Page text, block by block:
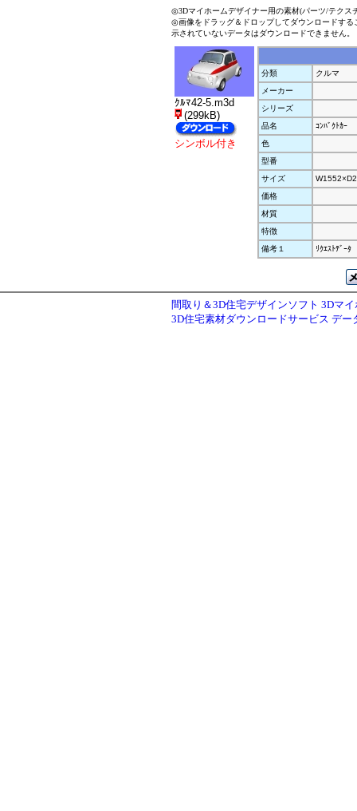
◎3Dマイホームデザイナー用の素材(パーツ/テクス
◎画像をドラッグ＆ドロップしてダウンロードす
示されていないデータはダウンロードできません。
ｸﾙﾏ42-5.m3d
(299kB)
シンボル付き
分類
クルマ
メーカー
シリーズ
品名
ｺﾝﾊﾞｸﾄｶｰ
色
型番
サイズ
価格
材質
特徴
備考１
ﾘｸｴｽﾄﾃﾞｰﾀ
間取り＆3D住宅デザインソフト 3Dマ
3D住宅素材ダウンロードサービス デー